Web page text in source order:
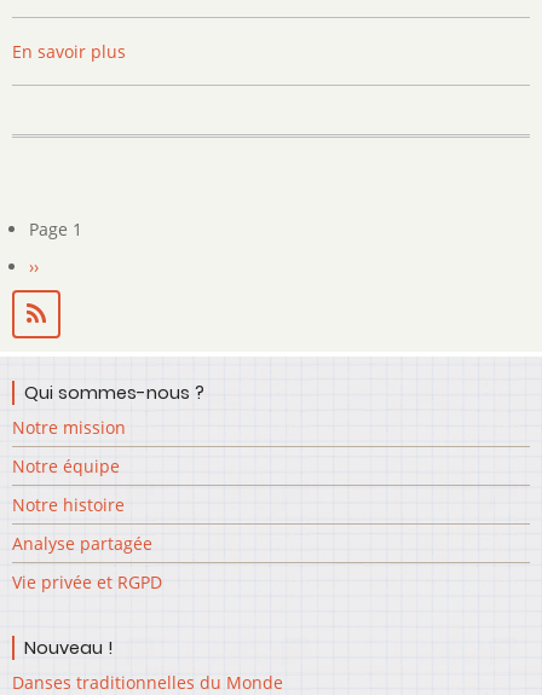
En savoir plus
Lindy
Pagination
Page 1
Page
suivante
››
Qui sommes-nous ?
Notre mission
Notre équipe
Notre histoire
Analyse partagée
Vie privée et RGPD
Nouveau !
Danses traditionnelles du Monde